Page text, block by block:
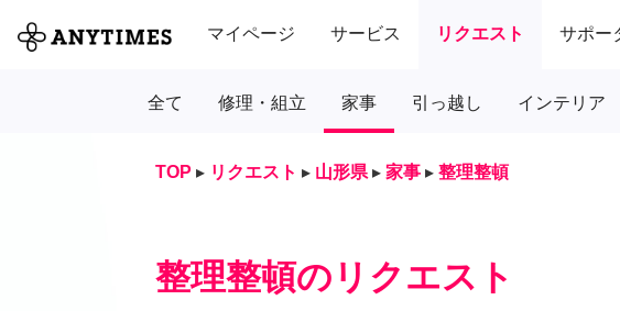
マイページ サービス リクエスト サポー
全て 修理・組立 家事 引っ越し インテリア
TOP ▸ リクエスト ▸ 山形県 ▸ 家事 ▸ 整理整頓
整理整頓のリクエスト